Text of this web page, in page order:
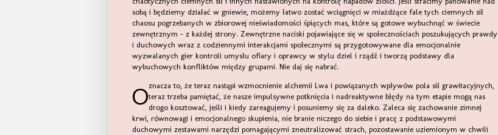
sobą i będziemy działać w gniewie, możemy łatwo zostać wciągnięci w miażdżące fale tych ciemnych sił
chaosu pogrzebanych w zbiorowej nieświadomości śpiących mas, które są gotowe wybuchnąć w świecie
zewnętrznym - z każdej strony. Zewnętrzne naciski pojawiające się w społecznościach poszukujących prawdy
i duchowych wraz z codziennymi interakcjami społecznymi są przygotowywane dla emocjonalnie
wyzwalanych gier kontroli umysłu ofiary i oprawcy w stylu dziel i rządź i tworzą podstawy dla
wybuchowych konfliktów między grupami. Nie daj się nabrać.
Oznacza to, że teraz nastąpi wzmocnienie alchemii Lwa i powiązanych wpływów pola sił grawitacyjnych,teraz trzeba pamiętać, że nasze impulsywne potknięcia i nadreaktywne błędy na tym etapie mogą nas
drogo kosztować, jeśli i kiedy zareagujemy i posuniemy się za daleko. Zaleca się zachowanie zimnej
krwi, równowagi i emocjonalnego skupienia, nie branie niczego do siebie i pracę z podstawowymi
duchowymi zestawami narzędzi pomagającymi zneutralizować strach, pozostawanie uziemionym w chwili